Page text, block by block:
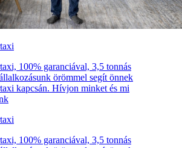
100% garanciával, 3,5 tonnás
örömmel segít önnek
kapcsán. Hívjon minket és mi
100% garanciával, 3,5 tonnás